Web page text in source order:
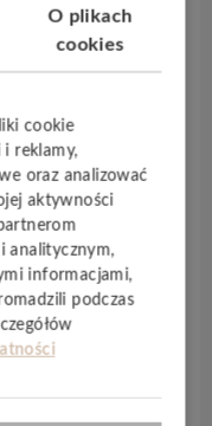
na przemian
wytwarza
wszystkie
Multi-Layer
–bez
Fold-Down
szybko i
w technologii
co
podłogi. Przy
po prostu zabrać
O plikach
cookies
cookie
reklamy,
oraz analizować
aktywności
analitycznym,
informacjami,
podczas